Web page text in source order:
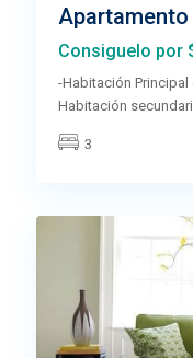
Consiguelo por
-Habitación
Habitación
3